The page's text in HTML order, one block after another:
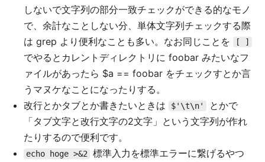
しないで文字列の部分一致チェックができる的なモノ
で、余計なことしない分、単体文字列チェックする際
は grep より便利なことも多い。なお同じことを
[ ]
でやるとカレントディレクトリに foobar みたいなフ
ァイルがあったら $a == foobar をチェックすとか言
うマヌケなことになったりする。
改行とかタブとか書きたいときは
$'\t\n'
とかで
「タブ文字と改行文字の2文字」という文字列が作れ
たりするので便利です。
echo hoge >&2
標準入力を標準エラーに繋げるやつ